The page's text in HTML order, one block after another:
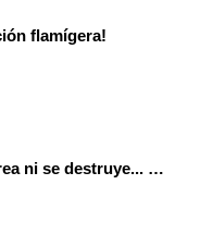
flamígera!
La energía ni se crea ni se destruye... ¡se experimenta! El Tierno en la Feria Madrid es Ciencia 2026